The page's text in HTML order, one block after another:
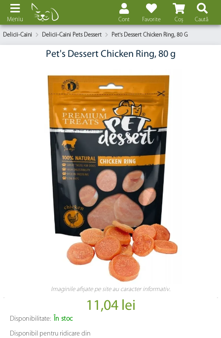
Coș
Favorite
Cont Caută
Meniu
Delicii-Caini Delicii-Caini Pets Dessert Pet's Dessert Chicken Ring, 80 G
Pet's Dessert Chicken Ring, 80 g
Imaginile afișate pe site au caracter informativ.
11,04 lei
Disponibilitate:
În stoc
Disponibil pentru ridicare din